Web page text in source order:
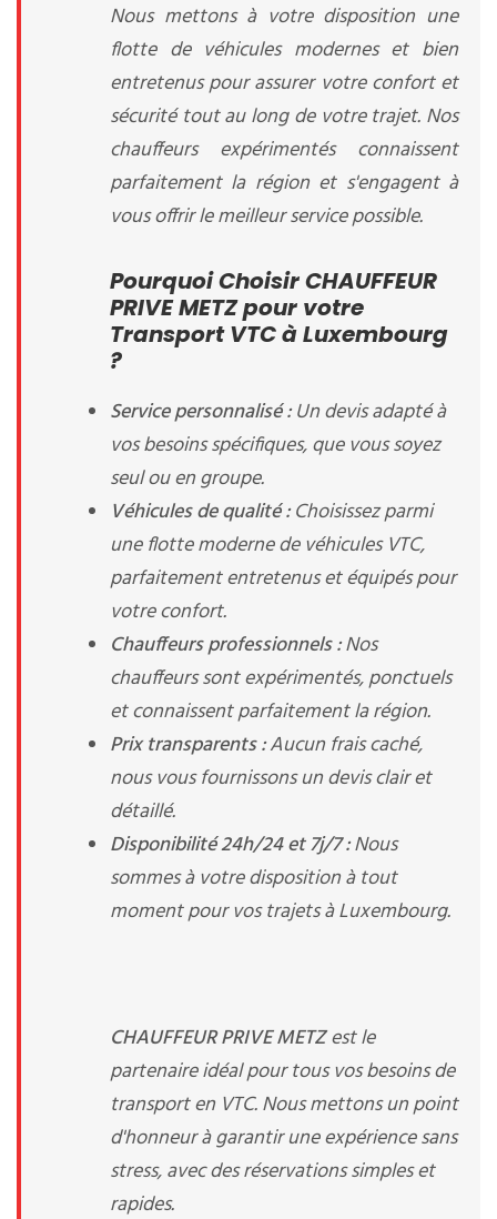
Nous mettons à votre disposition une
flotte de véhicules modernes et bien
entretenus pour assurer votre confort et
sécurité tout au long de votre trajet. Nos
chauffeurs expérimentés connaissent
parfaitement la région et s'engagent à
vous offrir le meilleur service possible.
Pourquoi Choisir CHAUFFEUR
PRIVE METZ pour votre
Transport VTC à Luxembourg
?
Service personnalisé :Un devis adapté à
vos besoins spécifiques, que vous soyez
seul ou en groupe.
Véhicules de qualité :Choisissez parmi
une flotte moderne de véhicules VTC,
parfaitement entretenus et équipés pour
votre confort.
Chauffeurs professionnels :Nos
chauffeurs sont expérimentés, ponctuels
et connaissent parfaitement la région.
Prix transparents :Aucun frais caché,
nous vous fournissons un devis clair et
détaillé.
Disponibilité 24h/24 et 7j/7 :Nous
sommes à votre disposition à tout
moment pour vos trajets à Luxembourg.
CHAUFFEUR PRIVE METZest le
partenaire idéal pour tous vos besoins de
transport en VTC. Nous mettons un point
d'honneur à garantir une expérience sans
stress, avec des réservations simples et
rapides.